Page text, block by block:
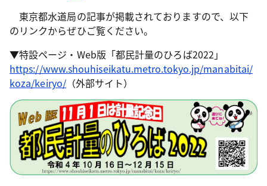
東京都水道局の記事が掲載されておりますので、以下
のリンクからぜひご覧ください。
▼特設ページ・Web版「都民計量のひろば2022」
https://www.shouhiseikatu.metro.tokyo.jp/manabitai/
koza/keiryo/（外部サイト）